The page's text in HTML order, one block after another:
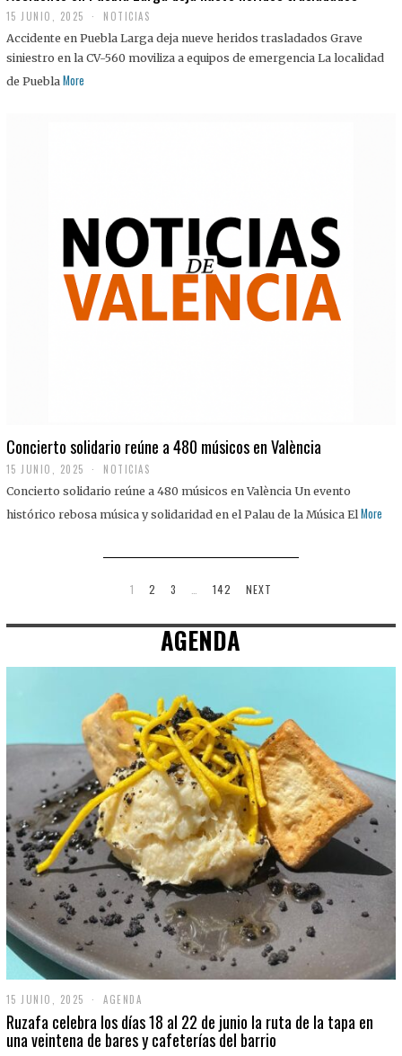
15 JUNIO, 2025 NOTICIAS
Accidente en Puebla Larga deja nueve heridos trasladados Grave
siniestro en la CV-560 moviliza a equipos de emergencia La localidad
de Puebla More
Concierto solidario reúne a 480 músicos en València
15 JUNIO, 2025 NOTICIAS
Concierto solidario reúne a 480 músicos en València Un evento
histórico rebosa música y solidaridad en el Palau de la Música El More
1 2 3 142 NEXT
AGENDA
15 JUNIO, 2025
J
U
AGENDA
Ruzafa celebra los días 18 al 22 de junio la ruta de la tapa en
una veintena de bares y cafeterías del barrio